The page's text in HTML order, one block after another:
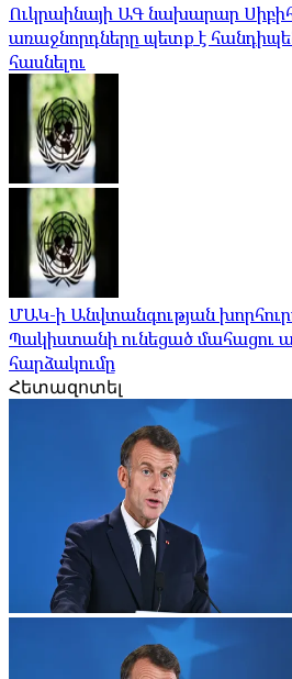
Ուկրաինայի ԱԳ նախարար
առաջնորդները պետք է
հասնելու
ՄԱԿ-ի Անվտանգության
Պակիստանի ունեցած մահացու
հարձակումը
Հետազոտել